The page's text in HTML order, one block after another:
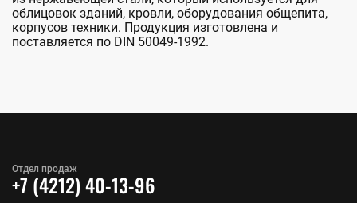
облицовок зданий, кровли, оборудования общепита,
корпусов техники. Продукция изготовлена и
поставляется по DIN 50049-1992.
Отдел продаж
+7 (4212) 40-13-96